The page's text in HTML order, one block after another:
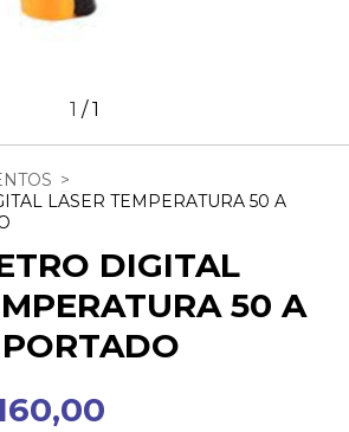
1 /1
>
LASER TEMPERATURA 50 A
DIGITAL
50 A